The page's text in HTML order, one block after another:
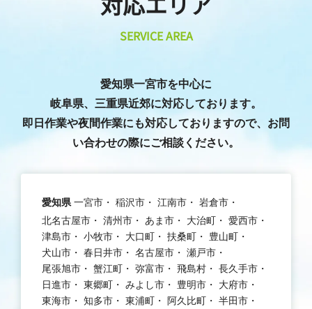
SERVICE AREA
愛知県一宮市を中心に
岐阜県、三重県近郊に対応しております。
即日作業や夜間作業にも対応しておりますので、お問
い合わせの際にご相談ください。
愛知県 一宮市 稲沢市 江南市
岩倉市
北名古屋市
清州市 あま市 大治町
愛西市
津島市
小牧市 大口町 扶桑町
豊山町
犬山市
春日井市 名古屋市
瀬戸市
尾張旭市
蟹江町 弥富市 飛島村
長久手市
日進市
東郷町 みよし市 豊明市
大府市
東海市
知多市 東浦町 阿久比町
半田市